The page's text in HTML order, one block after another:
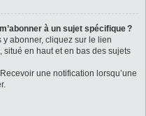
à un sujet spécifique ?
abonner, cliquez sur le lien
situé en haut et en bas des sujets
une notification lorsqu’une